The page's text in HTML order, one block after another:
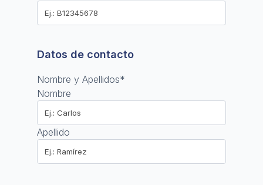
Datos de contacto
Nombre y Apellidos*
Nombre
Apellido